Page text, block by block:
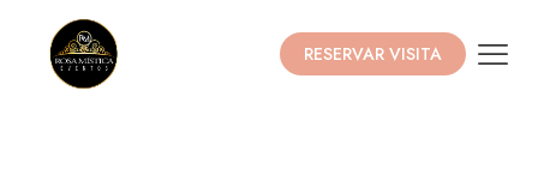
RESERVAR VISITA